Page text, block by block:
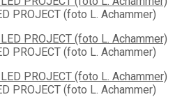
PROJECT (foto L. Achammer)
PROJECT (foto L. Achammer)
PROJECT (foto L. Achammer)